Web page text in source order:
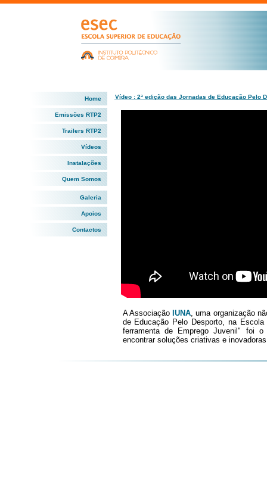
Home
Emissões RTP2
Trailers RTP2
Vídeos
Instalações
Quem Somos
Galeria
Apoios
Contactos
Vídeo : 2ª edição das Jornadas de Educação Pelo
A Associação IUNA, uma organização
de Educação Pelo Desporto, na
ferramenta de Emprego Juvenil" foi
encontrar soluções criativas e